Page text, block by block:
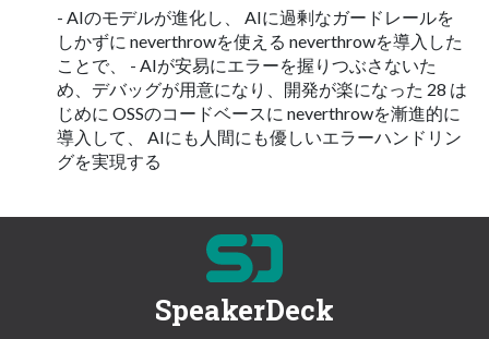
- AIのモデルが進化し、 AIに過剰なガードレールを
しかずに neverthrowを使える neverthrowを導入した
ことで、 - AIが安易にエラーを握りつぶさないた
め、デバッグが用意になり、開発が楽になった 28 は
じめに OSSのコードベースに neverthrowを漸進的に
導入して、 AIにも人間にも優しいエラーハンドリン
グを実現する
SpeakerDeck